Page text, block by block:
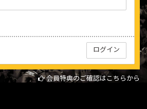
会員特典のご確認はこちらから